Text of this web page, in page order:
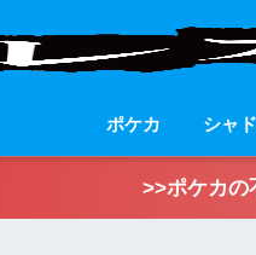
ポケカ シャ
>>ポケカの